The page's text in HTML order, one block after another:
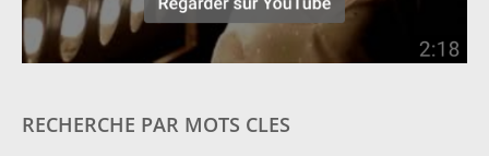
RECHERCHE PAR MOTS CLES